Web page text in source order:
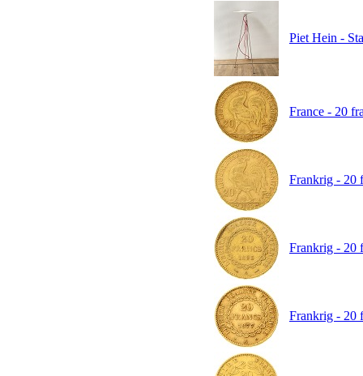
Piet Hein -
France - 20
Frankrig - 20
Frankrig - 20
Frankrig - 20